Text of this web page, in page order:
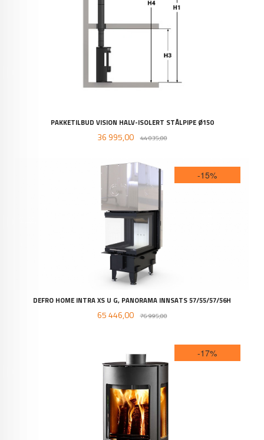
PAKKETILBUD VISION HALV-ISOLERT STÅLPIPE Ø150
Tilbud
36 995,00 44 035,00Rabatt
DEFRO HOME INTRA XS U G, PANORAMA INNSATS 57/55/57/56H
Tilbud
65 446,00 76 995,00Rabatt
-15%
-17%